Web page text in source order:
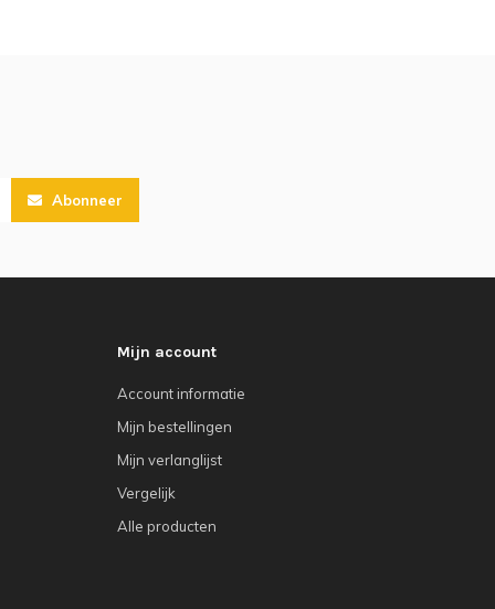
Abonneer
Mijn account
Account informatie
Mijn bestellingen
Mijn verlanglijst
Vergelijk
Alle producten